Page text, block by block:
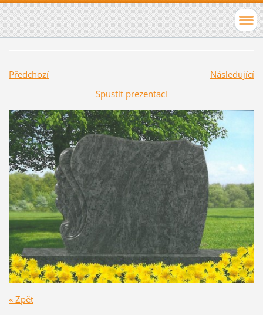
Předchozí
Následující
Spustit prezentaci
« Zpět